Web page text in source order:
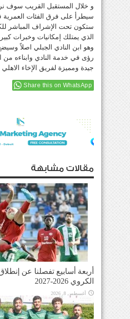
و خلال المستقبل القريب سوف
سيطرأ على فرق الفئات العمرية
ستكون تحت الإشراف المباشر
الذي يمتلك إمكانيات وخبرات
وهو ابن النادي الجبلي اصلاً
رؤى في خدمة النادي وابناءه من
جيدة ومميزة لفريق الإخاء الاهلي
Share this on WhatsApp
مقالات مشابهة
أربعة أسابيع تفصلنا عن
الكروي 2026-2027
أغسطس 8, 2026